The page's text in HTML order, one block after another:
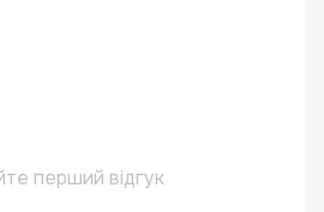
перший відгук